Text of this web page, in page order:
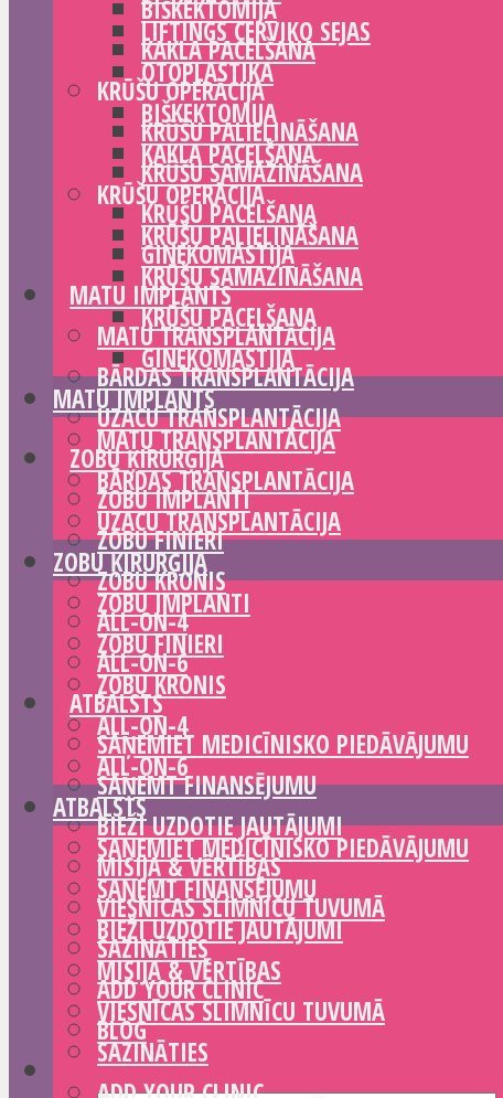
BIŠKEKTOMIJA
KAKLA PACELŠANA
KRŪŠU OPERĀCIJA
KRŪŠU PALIELINĀŠANA
KRŪŠU SAMAZINĀŠANA
KRŪŠU PACELŠANA
GINEKOMASTIJA
MATU IMPLANTS
MATU TRANSPLANTĀCIJA
BĀRDAS TRANSPLANTĀCIJA
UZACU TRANSPLANTĀCIJA
ZOBU ĶIRURĢIJA
ZOBU IMPLANTI
ZOBU FINIERI
ZOBU KRONIS
ALL-ON-4
ALL-ON-6
ATBALSTS
SAŅEMIET MEDICĪNISKO PIEDĀVĀJUMU
SAŅEMT FINANSĒJUMU
BIEŽI UZDOTIE JAUTĀJUMI
MISIJA & VĒRTĪBAS
VIESNĪCAS SLIMNĪCU TUVUMĀ
SAZINĀTIES
ADD YOUR CLINIC
BLOG
LIFTINGS CERVIKO SEJAS
OTOPLASTIKA
BIŠKEKTOMIJA
KAKLA PACELŠANA
KRŪŠU OPERĀCIJA
KRŪŠU PALIELINĀŠANA
KRŪŠU SAMAZINĀŠANA
KRŪŠU PACELŠANA
GINEKOMASTIJA
MATU IMPLANTS
MATU TRANSPLANTĀCIJA
BĀRDAS TRANSPLANTĀCIJA
UZACU TRANSPLANTĀCIJA
ZOBU ĶIRURĢIJA
ZOBU IMPLANTI
ZOBU FINIERI
ZOBU KRONIS
ALL-ON-4
ALL-ON-6
ATBALSTS
SAŅEMIET MEDICĪNISKO PIEDĀVĀJUMU
SAŅEMT FINANSĒJUMU
BIEŽI UZDOTIE JAUTĀJUMI
MISIJA & VĒRTĪBAS
VIESNĪCAS SLIMNĪCU TUVUMĀ
SAZINĀTIES